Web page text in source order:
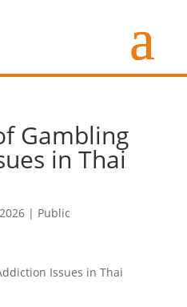
Gambling
in Thai
| Public
Issues in Thai